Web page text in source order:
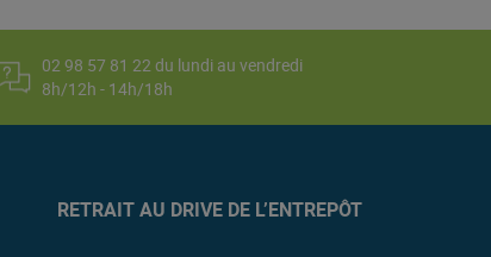
02 98 57 81 22 du lundi au vendredi
8h/12h - 14h/18h
RETRAIT AU DRIVE DE L’ENTREPÔT